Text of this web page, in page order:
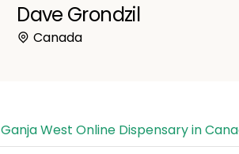
Dave Grondzil
Canada
Ganja West Online Dispensary in